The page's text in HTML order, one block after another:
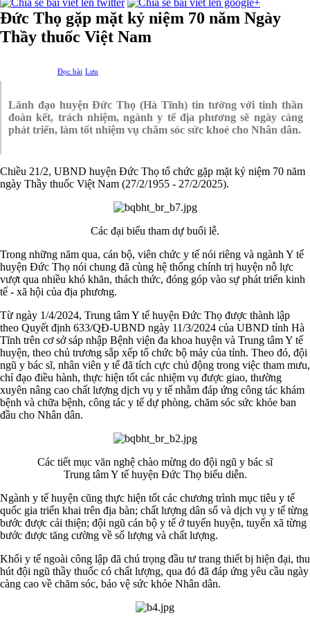
Đức Thọ gặp mặt kỷ niệm 70 năm Ngày
Thầy thuốc Việt Nam
Đọc bài Lưu
Lãnh đạo huyện Đức Thọ (Hà Tĩnh) tin tưởng với tinh thần
đoàn kết, trách nhiệm, ngành y tế địa phương sẽ ngày càng
phát triển, làm tốt nhiệm vụ chăm sóc sức khoẻ cho Nhân dân.
Chiều 21/2, UBND huyện Đức Thọ tổ chức gặp mặt kỷ niệm 70 năm
ngày Thầy thuốc Việt Nam (27/2/1955 - 27/2/2025).
Các đại biểu tham dự buổi lễ.
Trong những năm qua, cán bộ, viên chức y tế nói riêng và ngành Y tế
huyện Đức Thọ nói chung đã cùng hệ thống chính trị huyện nỗ lực
vượt qua nhiều khó khăn, thách thức, đóng góp vào sự phát triển kinh
tế - xã hội của địa phương.
Từ ngày 1/4/2024, Trung tâm Y tế huyện Đức Thọ được thành lập
theo Quyết định 633/QĐ-UBND ngày 11/3/2024 của UBND tỉnh Hà
Tĩnh trên cơ sở sáp nhập Bệnh viện đa khoa huyện và Trung tâm Y tế
huyện, theo chủ trương sắp xếp tổ chức bộ máy của tỉnh. Theo đó, đội
ngũ y bác sĩ, nhân viên y tế đã tích cực chủ động trong việc tham mưu,
chỉ đạo điều hành, thực hiện tốt các nhiệm vụ được giao, thường
xuyên nâng cao chất lượng dịch vụ y tế nhằm đáp ứng công tác khám
bệnh và chữa bệnh, công tác y tế dự phòng, chăm sóc sức khỏe ban
đầu cho Nhân dân.
Các tiết mục văn nghệ chào mừng do đội ngũ y bác sĩ
Trung tâm Y tế huyện Đức Thọ biểu diễn.
Ngành y tế huyện cũng thực hiện tốt các chương trình mục tiêu y tế
quốc gia triển khai trên địa bàn; chất lượng dân số và dịch vụ y tế từng
bước được cải thiện; đội ngũ cán bộ y tế ở tuyến huyện, tuyến xã từng
bước được tăng cường về số lượng và chất lượng.
Khối y tế ngoài công lập đã chú trọng đầu tư trang thiết bị hiện đại, thu
hút đội ngũ thầy thuốc có chất lượng, qua đó đã đáp ứng yêu cầu ngày
càng cao về chăm sóc, bảo vệ sức khỏe Nhân dân.